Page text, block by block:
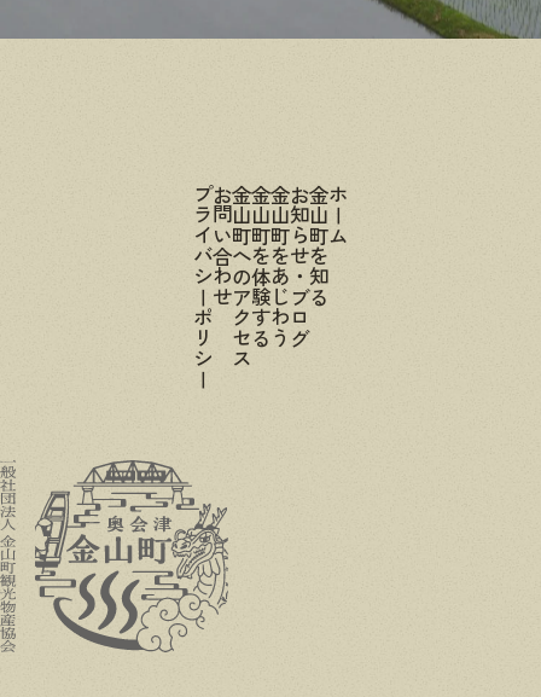
ホーム
金山町を知る
お知らせ・ブログ
金山町をあじわう
金山町を体験する
金山町へのアクセス
お問い合わせ
プライバシーポリシー